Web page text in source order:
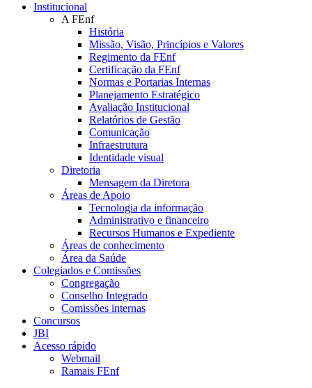
Institucional
A FEnf
História
Missão, Visão, Princípios e Valores
Regimento da FEnf
Certificação da FEnf
Normas e Portarias Internas
Planejamento Estratégico
Avaliação Institucional
Relatórios de Gestão
Comunicação
Infraestrutura
Identidade visual
Diretoria
Mensagem da Diretora
Áreas de Apoio
Tecnologia da informação
Administrativo e financeiro
Recursos Humanos e Expediente
Áreas de conhecimento
Área da Saúde
Colegiados e Comissões
Congregação
Conselho Integrado
Comissões internas
Concursos
JBI
Acesso rápido
Webmail
Ramais FEnf